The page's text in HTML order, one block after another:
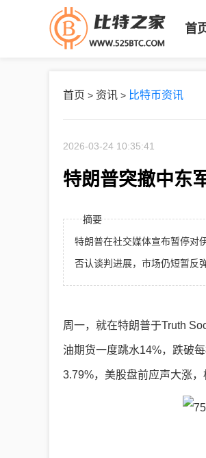
首
首页 > 资讯 > 比特币资讯
2026-03-24 10:35:41
特朗普突撤中东
摘要
特朗普在社交媒体宣布暂停对
否认谈判进展，市场仍短暂反
周一，就在特朗普于Truth
油期货一度跳水14%，跌破
3.79%，美股盘前应声大涨